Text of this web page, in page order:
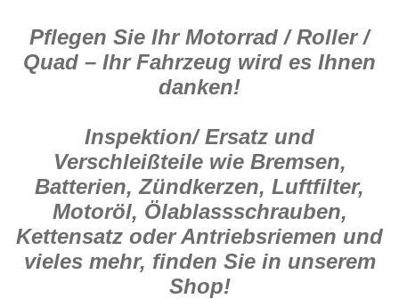
Pflegen Sie Ihr Motorrad / Roller /
Quad – Ihr Fahrzeug wird es Ihnen
danken!
Inspektion/ Ersatz und
Verschleißteile wie Bremsen,
Batterien, Zündkerzen, Luftfilter,
Motoröl, Ölablassschrauben,
Kettensatz oder Antriebsriemen und
vieles mehr, finden Sie in unserem
Shop!